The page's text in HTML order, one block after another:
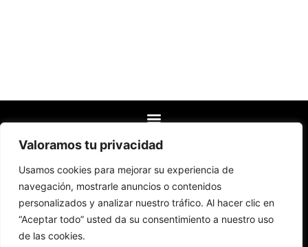
Valoramos tu privacidad
Usamos cookies para mejorar su experiencia de
navegación, mostrarle anuncios o contenidos
personalizados y analizar nuestro tráfico. Al hacer clic en
“Aceptar todo” usted da su consentimiento a nuestro uso
de las cookies.